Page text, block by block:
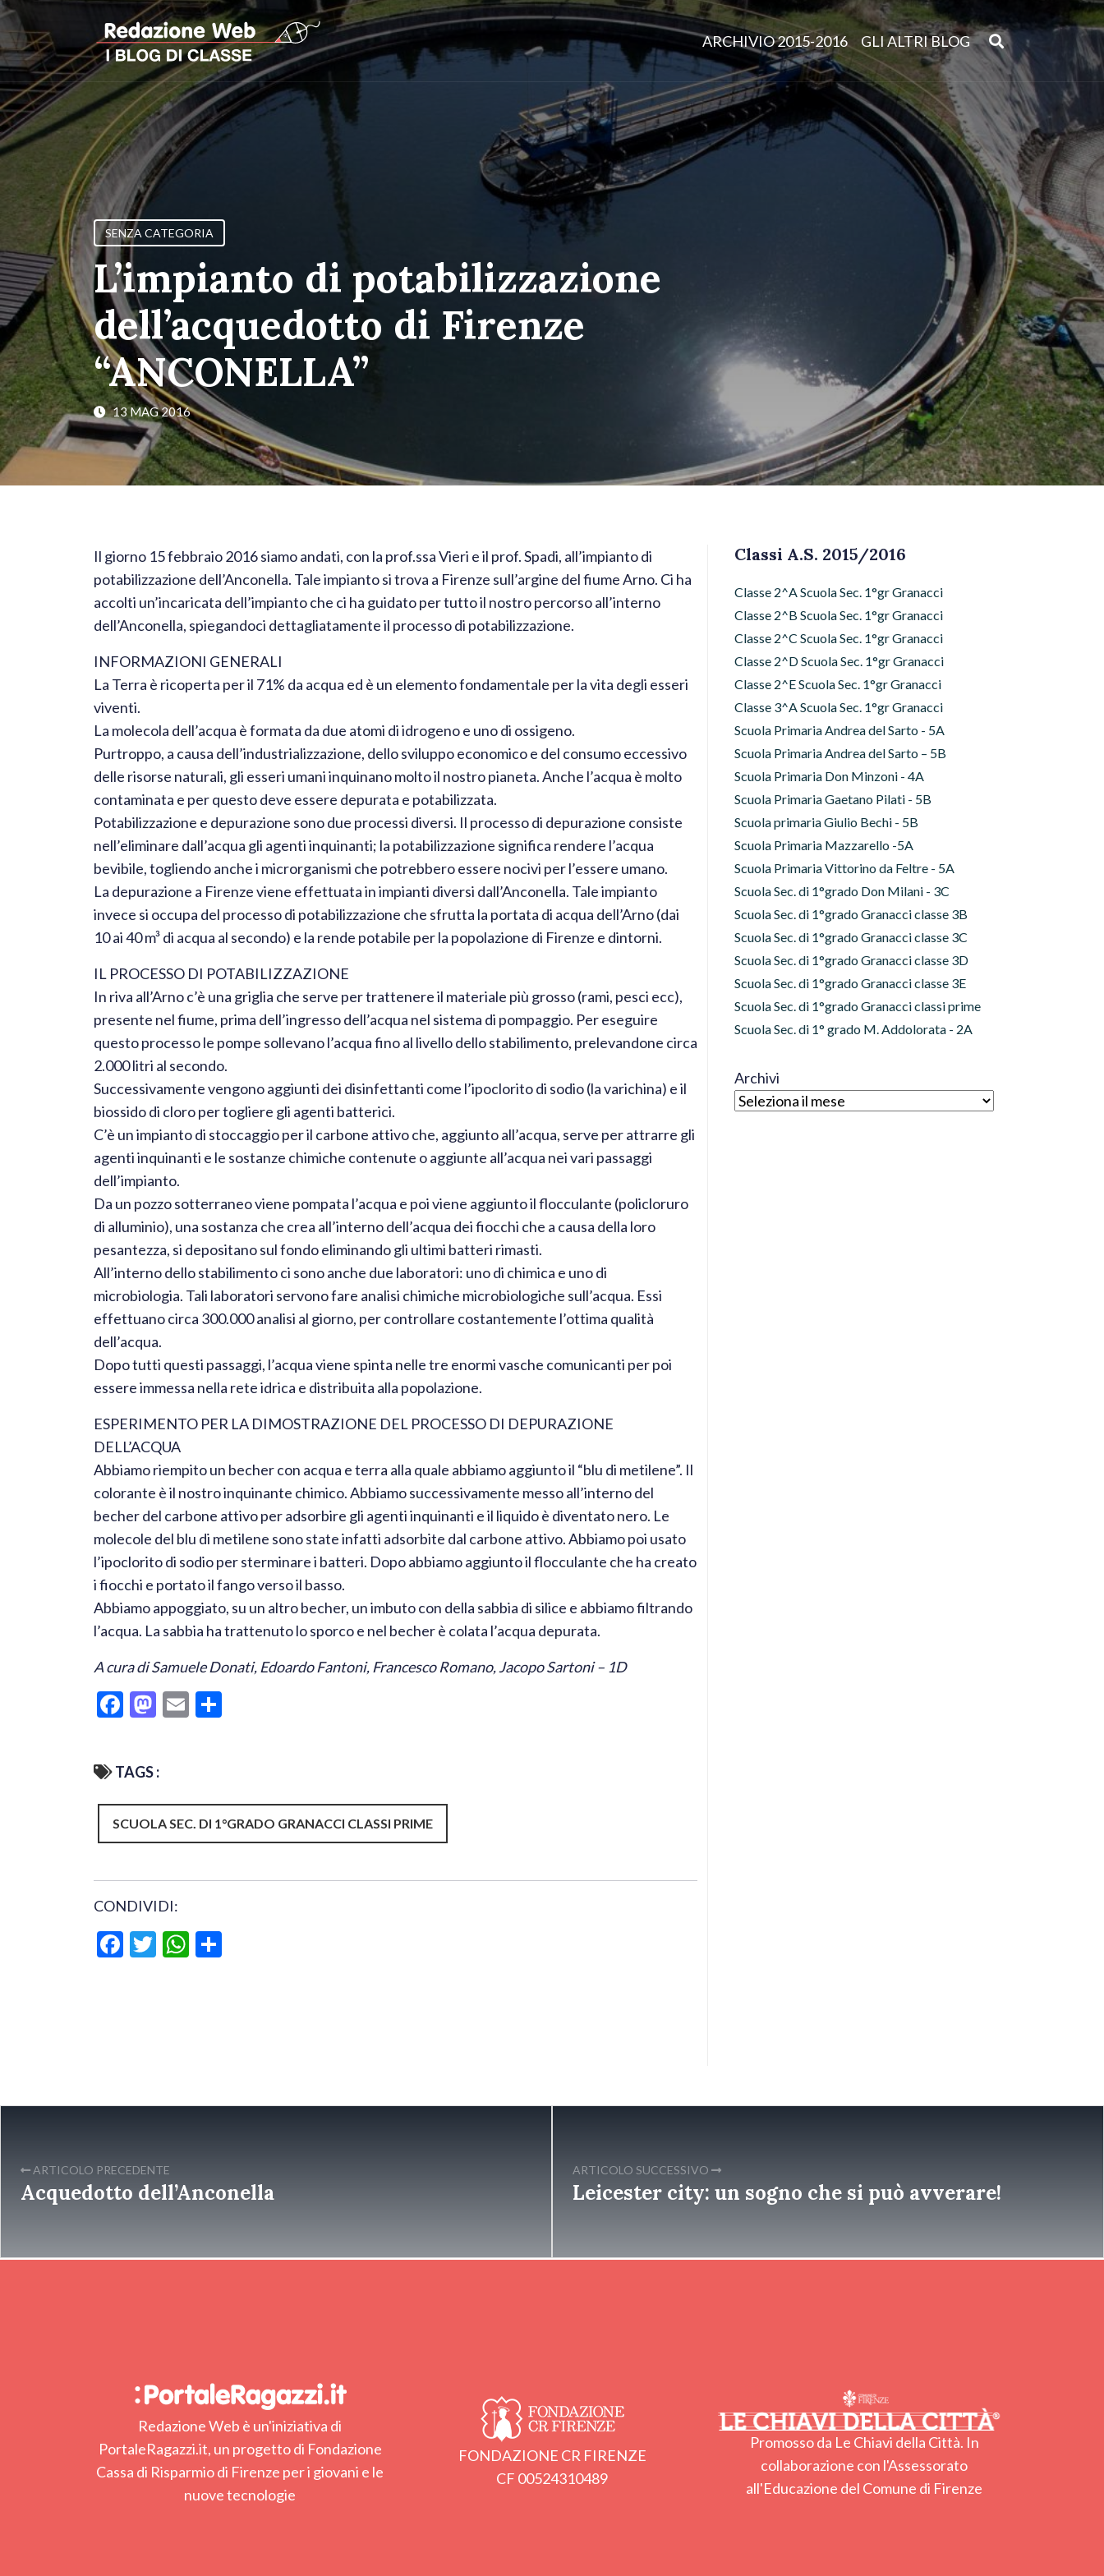
ARCHIVIO 2015-2016 GLI ALTRI BLOG
SENZA CATEGORIA
L’impianto di potabilizzazione
dell’acquedotto di Firenze
“ANCONELLA”
13 MAG 2016
Il giorno 15 febbraio 2016 siamo andati, con la prof.ssa Vieri e il prof. Spadi, all’impianto di
potabilizzazione dell’Anconella. Tale impianto si trova a Firenze sull’argine del fiume Arno. Ci ha
accolti un’incaricata dell’impianto che ci ha guidato per tutto il nostro percorso all’interno
dell’Anconella, spiegandoci dettagliatamente il processo di potabilizzazione.
INFORMAZIONI GENERALI
La Terra è ricoperta per il 71% da acqua ed è un elemento fondamentale per la vita degli esseri
viventi.
La molecola dell’acqua è formata da due atomi di idrogeno e uno di ossigeno.
Purtroppo, a causa dell’industrializzazione, dello sviluppo economico e del consumo eccessivo
delle risorse naturali, gli esseri umani inquinano molto il nostro pianeta. Anche l’acqua è molto
contaminata e per questo deve essere depurata e potabilizzata.
Potabilizzazione e depurazione sono due processi diversi. Il processo di depurazione consiste
nell’eliminare dall’acqua gli agenti inquinanti; la potabilizzazione significa rendere l’acqua
bevibile, togliendo anche i microrganismi che potrebbero essere nocivi per l’essere umano.
La depurazione a Firenze viene effettuata in impianti diversi dall’Anconella. Tale impianto
invece si occupa del processo di potabilizzazione che sfrutta la portata di acqua dell’Arno (dai
10 ai 40 m³ di acqua al secondo) e la rende potabile per la popolazione di Firenze e dintorni.
IL PROCESSO DI POTABILIZZAZIONE
In riva all’Arno c’è una griglia che serve per trattenere il materiale più grosso (rami, pesci ecc),
presente nel fiume, prima dell’ingresso dell’acqua nel sistema di pompaggio. Per eseguire
questo processo le pompe sollevano l’acqua fino al livello dello stabilimento, prelevandone circa
2.000 litri al secondo.
Successivamente vengono aggiunti dei disinfettanti come l’ipoclorito di sodio (la varichina) e il
biossido di cloro per togliere gli agenti batterici.
C’è un impianto di stoccaggio per il carbone attivo che, aggiunto all’acqua, serve per attrarre gli
agenti inquinanti e le sostanze chimiche contenute o aggiunte all’acqua nei vari passaggi
dell’impianto.
Da un pozzo sotterraneo viene pompata l’acqua e poi viene aggiunto il flocculante (policloruro
di alluminio), una sostanza che crea all’interno dell’acqua dei fiocchi che a causa della loro
pesantezza, si depositano sul fondo eliminando gli ultimi batteri rimasti.
All’interno dello stabilimento ci sono anche due laboratori: uno di chimica e uno di
microbiologia. Tali laboratori servono fare analisi chimiche microbiologiche sull’acqua. Essi
effettuano circa 300.000 analisi al giorno, per controllare costantemente l’ottima qualità
dell’acqua.
Dopo tutti questi passaggi, l’acqua viene spinta nelle tre enormi vasche comunicanti per poi
essere immessa nella rete idrica e distribuita alla popolazione.
ESPERIMENTO PER LA DIMOSTRAZIONE DEL PROCESSO DI DEPURAZIONE
DELL’ACQUA
Abbiamo riempito un becher con acqua e terra alla quale abbiamo aggiunto il “blu di metilene”. Il
colorante è il nostro inquinante chimico. Abbiamo successivamente messo all’interno del
becher del carbone attivo per adsorbire gli agenti inquinanti e il liquido è diventato nero. Le
molecole del blu di metilene sono state infatti adsorbite dal carbone attivo. Abbiamo poi usato
l’ipoclorito di sodio per sterminare i batteri. Dopo abbiamo aggiunto il flocculante che ha creato
i fiocchi e portato il fango verso il basso.
Abbiamo appoggiato, su un altro becher, un imbuto con della sabbia di silice e abbiamo filtrando
l’acqua. La sabbia ha trattenuto lo sporco e nel becher è colata l’acqua depurata.
A cura di Samuele Donati, Edoardo Fantoni, Francesco Romano, Jacopo Sartoni – 1D
Facebook
Mastodon
Email
TAGS :
SCUOLA SEC. DI 1°GRADO GRANACCI CLASSI PRIME
CONDIVIDI:
Facebook
TwitterWhatsApp
Classi A.S. 2015/2016
Classe 2^A Scuola Sec. 1°gr Granacci
Classe 2^B Scuola Sec. 1°gr Granacci
Classe 2^C Scuola Sec. 1°gr Granacci
Classe 2^D Scuola Sec. 1°gr Granacci
Classe 2^E Scuola Sec. 1°gr Granacci
Classe 3^A Scuola Sec. 1°gr Granacci
Scuola Primaria Andrea del Sarto - 5A
Scuola Primaria Andrea del Sarto – 5B
Scuola Primaria Don Minzoni - 4A
Scuola Primaria Gaetano Pilati - 5B
Scuola primaria Giulio Bechi - 5B
Scuola Primaria Mazzarello -5A
Scuola Primaria Vittorino da Feltre - 5A
Scuola Sec. di 1°grado Don Milani - 3C
Scuola Sec. di 1°grado Granacci classe 3B
Scuola Sec. di 1°grado Granacci classe 3C
Scuola Sec. di 1°grado Granacci classe 3D
Scuola Sec. di 1°grado Granacci classe 3E
Scuola Sec. di 1°grado Granacci classi prime
Scuola Sec. di 1° grado M. Addolorata - 2A
Archivi
ARTICOLO PRECEDENTE
Acquedotto dell’Anconella
ARTICOLO SUCCESSIVO
Leicester city: un sogno che si può avverare!
Redazione Web è un'iniziativa di
PortaleRagazzi.it, un progetto di Fondazione
Cassa di Risparmio di Firenze per i giovani e le
nuove tecnologie
FONDAZIONE CR FIRENZE
CF 00524310489
Promosso da Le Chiavi della Città. In
collaborazione con l'Assessorato
all'Educazione del Comune di Firenze